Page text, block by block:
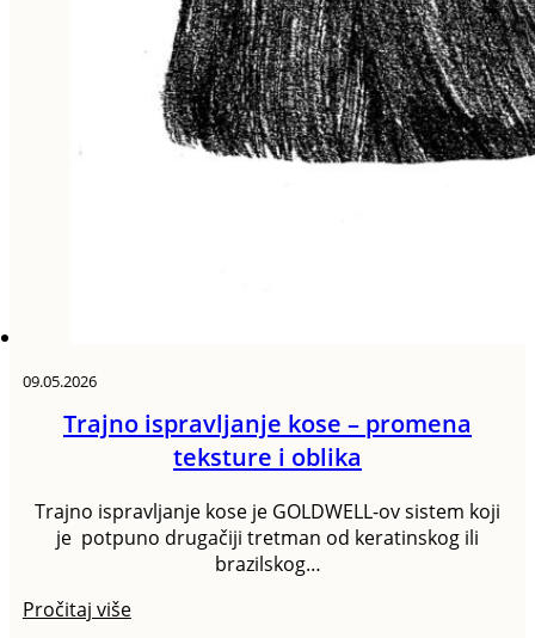
09.05.2026
Trajno ispravljanje kose – promena
teksture i oblika
Trajno ispravljanje kose je GOLDWELL-ov sistem koji
je potpuno drugačiji tretman od keratinskog ili
brazilskog…
Pročitaj više